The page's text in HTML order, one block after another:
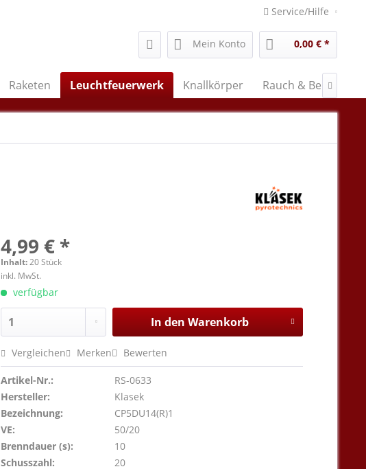
Service/Hilfe
Mein Konto 0,00 € *
Raketen Leuchtfeuerwerk Knallkörper Rauch & Bengal

4,99 € *
Inhalt:20 Stück
inkl. MwSt.
verfügbar
In den Warenkorb
Vergleichen Merken Bewerten
Artikel-Nr.:
RS-0633
Hersteller:
Klasek
Bezeichnung:
CP5DU14(R)1
VE:
50/20
Brenndauer (s):
10
Schusszahl:
20